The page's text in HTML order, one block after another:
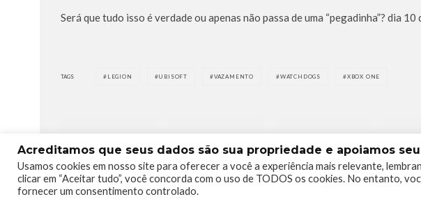
Será que tudo isso é verdade ou apenas não passa de uma “pegadinha”? dia
TAGS LEGION UBISOFT VAZAMENTO WATCHDOGS XBOX ONE
0 0 0
Acreditamos que seus dados são sua propriedade e apoiamos
Usamos cookies em nosso site para oferecer a você a experiência mais relevante,
clicar em “Aceitar tudo”, você concorda com o uso de TODOS os cookies. No entanto,
fornecer um consentimento controlado.